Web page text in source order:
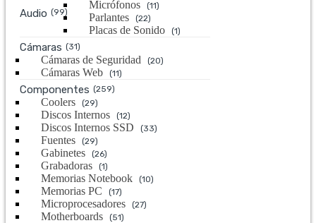
Audio (99)
Micrófonos (11)
Parlantes (22)
Placas de Sonido (1)
Cámaras (31)
Cámaras de Seguridad (20)
Cámaras Web (11)
Componentes (259)
Coolers (29)
Discos Internos (12)
Discos Internos SSD (33)
Fuentes (29)
Gabinetes (26)
Grabadoras (1)
Memorias Notebook (10)
Memorias PC (17)
Microprocesadores (27)
Motherboards (51)